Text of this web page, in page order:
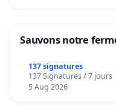
Sauvons notre
137 signatures
137 Signatures / 7 jours
5 Aug 2026